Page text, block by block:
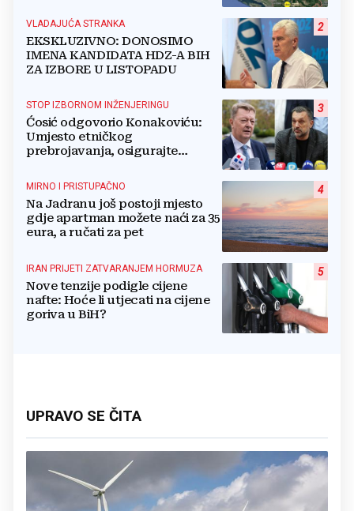
2
VLADAJUĆA STRANKA
EKSKLUZIVNO: DONOSIMO
IMENA KANDIDATA HDZ-A BIH
ZA IZBORE U LISTOPADU
3
STOP IZBORNOM INŽENJERINGU
Ćosić odgovorio Konakoviću:
Umjesto etničkog
prebrojavanja, osigurajte
4
MIRNO I PRISTUPAČNO
Na Jadranu još postoji mjesto
gdje apartman možete naći za 35
eura, a ručati za pet
5
IRAN PRIJETI ZATVARANJEM HORMUZA
Nove tenzije podigle cijene
nafte: Hoće li utjecati na cijene
goriva u BiH?
UPRAVO SE ČITA